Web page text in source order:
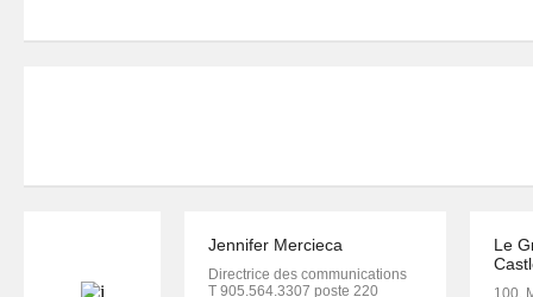
Jennifer Mercieca
Directrice des communications
T 905.564.3307 poste 220
Le
100,